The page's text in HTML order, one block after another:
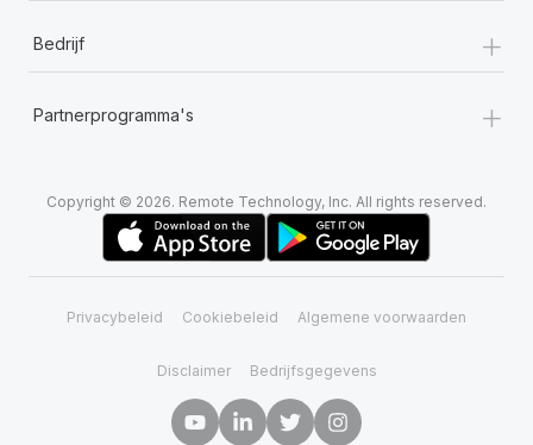
Bedrijf +
Partnerprogramma's +
Copyright © 2026. Remote Technology, Inc. All rights reserved.
Privacybeleid Cookiebeleid Algemene voorwaarden
Disclaimer Bedrijfsgegevens